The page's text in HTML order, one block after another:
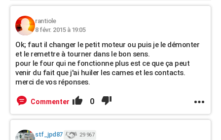
rantiole
8 févr. 2015 à 19:05
Ok; faut il changer le petit moteur ou puis je le démonter
et le remettre à tourner dans le bon sens.
pour le four qui ne fonctionne plus est ce que ça peut
venir du fait que j'ai huiler les cames et les contacts.
merci de vos réponses.
Commenter 0
stf_jpd87 29 967